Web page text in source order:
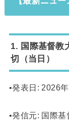
1. 国際基督教
切（当日）
•発表日: 2026
•発信元: 国際基